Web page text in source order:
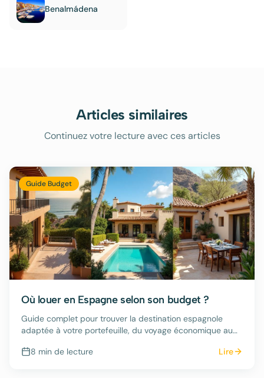
Benalmádena
Articles similaires
Continuez votre lecture avec ces articles
Guide Budget
Où louer en Espagne selon son budget ?
Guide complet pour trouver la destination espagnole
adaptée à votre portefeuille, du voyage économique au
8 min de lecture Lire